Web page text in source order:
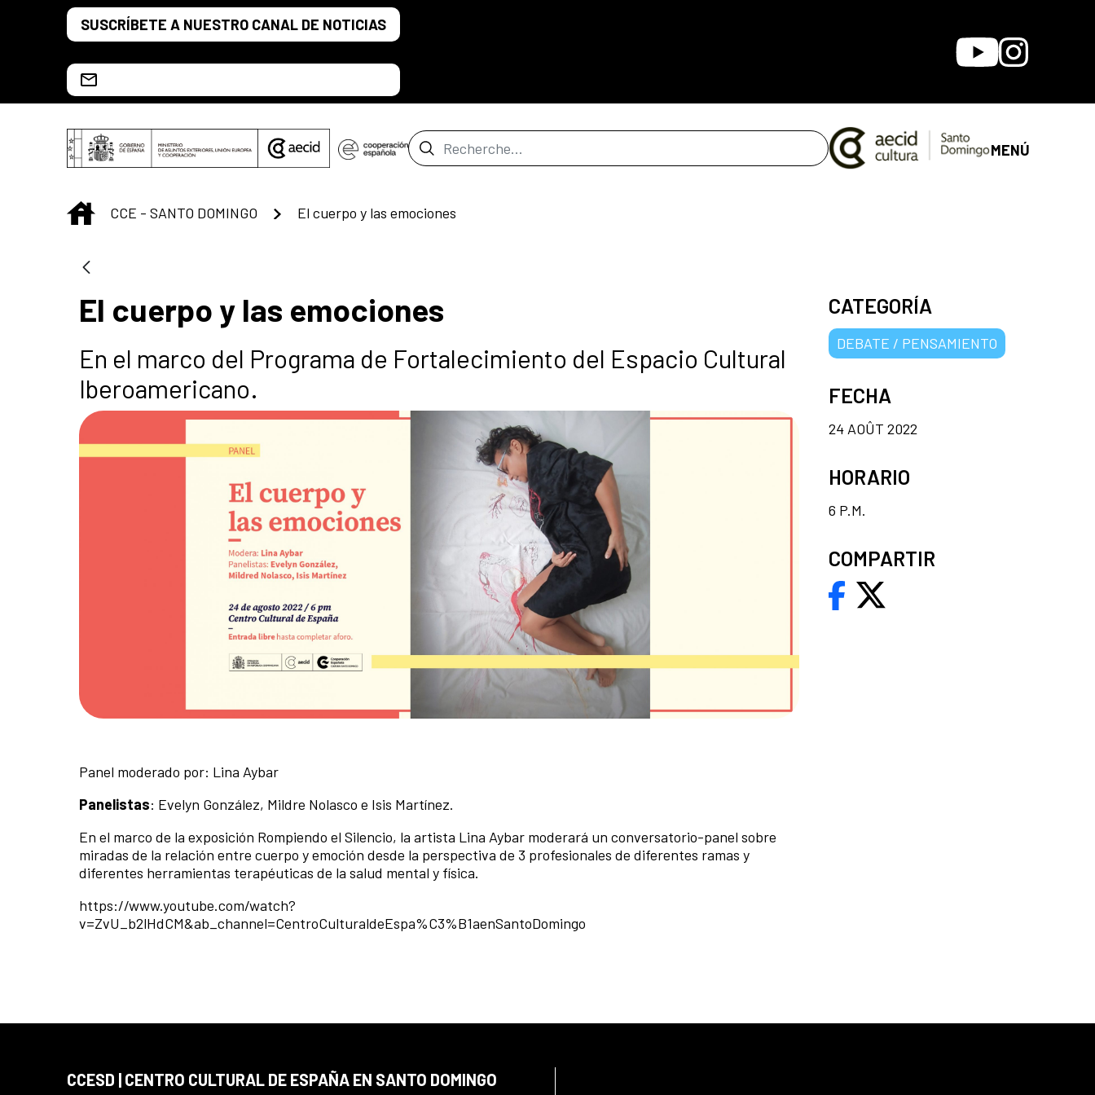
Saut au contenu principal
SUSCRÍBETE A NUESTRO CANAL DE NOTICIAS
YoutubeInstagram
Barre de recherche MENÚ
INICIO
CCE - SANTO DOMINGO El cuerpo y las emociones
El cuerpo y las emociones
En el marco del Programa de Fortalecimiento del Espacio Cultural
Iberoamericano.
Panel moderado por: Lina Aybar
Panelistas: Evelyn González, Mildre Nolasco e Isis Martínez.
En el marco de la exposición Rompiendo el Silencio, la artista Lina Aybar moderará un conversatorio-panel sobre
miradas de la relación entre cuerpo y emoción desde la perspectiva de 3 profesionales de diferentes ramas y
diferentes herramientas terapéuticas de la salud mental y física.
https://www.youtube.com/watch?
v=ZvU_b2lHdCM&ab_channel=CentroCulturaldeEspa%C3%B1aenSantoDomingo
CATEGORÍA
DEBATE / PENSAMIENTO
FECHA
24 AOÛT 2022
HORARIO
6 P.M.
COMPARTIR
CCESD | CENTRO CULTURAL DE ESPAÑA EN SANTO DOMINGO